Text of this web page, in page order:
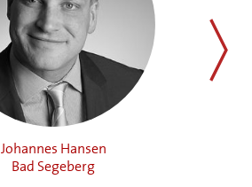
Johannes Hansen
Bad Segeberg